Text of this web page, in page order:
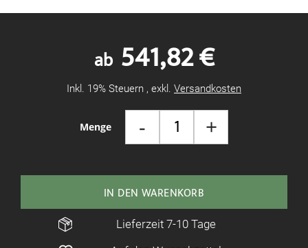
Menge - +
ab 541,82 €
Inkl. 19% Steuern , exkl. Versandkosten
IN DEN WARENKORB
Lieferzeit 7-10 Tage